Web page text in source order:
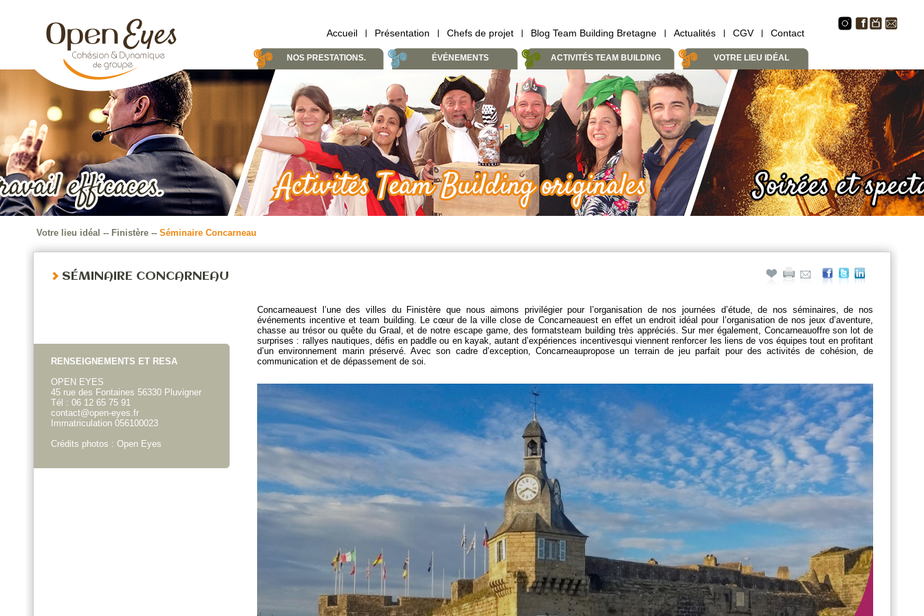
Accueil Présentation Chefs de projet Blog Team Building Bretagne Actualités CGV Contact
NOS PRESTATIONS. ÉVÉNEMENTS ACTIVITÉS TEAM BUILDING VOTRE LIEU IDÉAL
Votre lieu idéal -- Finistère -- Séminaire Concarneau
SÉMINAIRE CONCARNEAU
RENSEIGNEMENTS ET RESA
OPEN EYES
45 rue des Fontaines 56330 Pluvigner
Tél : 06 12 65 75 91
contact@open-eyes.fr
Immatriculation 056100023
Crédits photos : Open Eyes
Concarneauest l’une des villes du Finistère que nous aimons privilégier pour l’organisation de nos journées d’étude, de nos séminaires, de nos
événementsincentive etteam building. Le cœur de la ville close de Concarneauest en effet un endroit idéal pour l’organisation de nos jeux d’aventure,
chasse au trésor ou quête du Graal, et de notre escape game, des formatsteam buildingtrès appréciés. Sur mer également, Concarneauoffre son lot de
surprises : rallyes nautiques, défis en paddle ou en kayak, autant d’expériences incentivesqui viennent renforcer les liens de vos équipes tout en profitant
d’un environnement marin préservé. Avec son cadre d’exception,Concarneaupropose un terrain de jeu parfait pour des activités de cohésion, de
communication et de dépassement de soi.